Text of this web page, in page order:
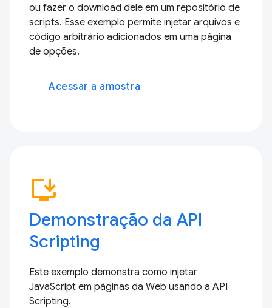
ou fazer o download dele em um repositório de
scripts. Esse exemplo permite injetar arquivos e
código arbitrário adicionados em uma página
de opções.
Acessar a amostra
install_desktop
Demonstração da API
Scripting
Este exemplo demonstra como injetar
JavaScript em páginas da Web usando a API
Scripting.